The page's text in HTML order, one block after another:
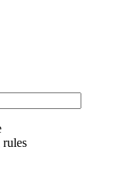
rules